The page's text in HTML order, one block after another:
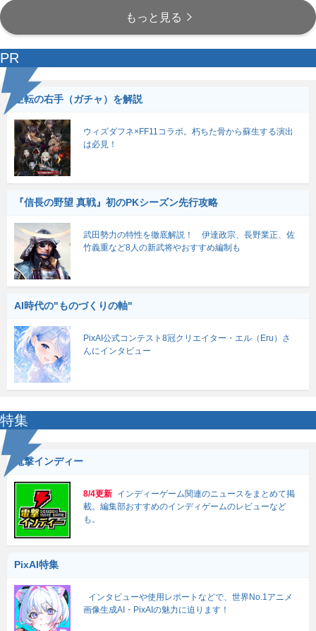
もっと見る
PR
逆転の右手（ガチャ）を解説
ウィズダフネ×FF11コラボ。朽ちた骨から蘇生する演出
は必見！
『信長の野望 真戦』初のPKシーズン先行攻略
武田勢力の特性を徹底解説！ 伊達政宗、長野業正、佐
竹義重など8人の新武将やおすすめ編制も
AI時代の"ものづくりの軸"
PixAI公式コンテスト8冠クリエイター・エル（Eru）さ
んにインタビュー
特集
電撃インディー
8/4更新 インディーゲーム関連のニュースをまとめて掲
載。編集部おすすめのインディゲームのレビューなど
も。
PixAI特集
インタビューや使用レポートなどで、世界No.1アニメ
画像生成AI・PixAIの魅力に迫ります！